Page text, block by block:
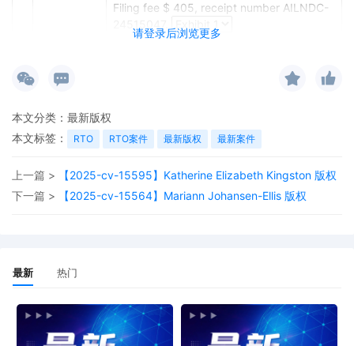
请登录后浏览更多
Filing fee $ 405, receipt number AILNDC-
本文分类： 最新版权
本文标签：
RTO RTO案件 最新版权 最新案件
上一篇 >
【2025-cv-15595】Katherine Elizabeth Kingston 版权
下一篇 >
【2025-cv-15564】Mariann Johansen-Ellis 版权
最新 热门